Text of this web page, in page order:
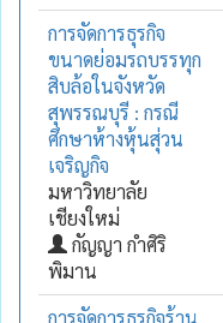
การจัดการธุรกิจ
ขนาดย่อมรถบรรทุก
สิบล้อในจังหวัด
สุพรรณบุรี : กรณี
ศึกษาห้างหุ้นสุ่วน
เจริญกิจ
มหาวิทยาลัย
เชียงใหม่
กัญญา กำศิริ
พิมาน
การจัดการธุรกิจร้าน